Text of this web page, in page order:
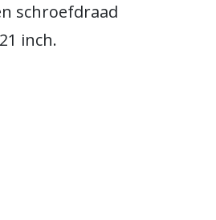
schroefdraad
inch.